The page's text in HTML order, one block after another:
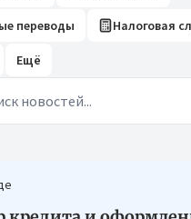
переводы Налоговая
Ещё